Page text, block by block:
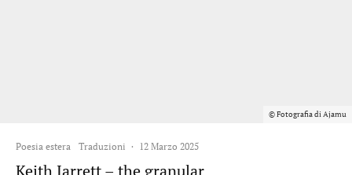
© Fotografia di Ajamu
Poesia estera Traduzioni · 12 Marzo 2025
Keith Jarrett – the granular